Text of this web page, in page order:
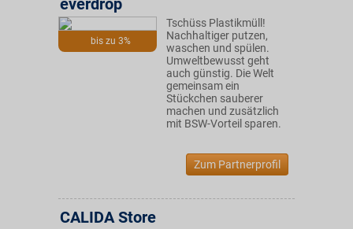
bis zu 3%
everdrop
Tschüss Plastikmüll!
Nachhaltiger putzen,
waschen und spülen.
Umweltbewusst geht
auch günstig. Die Welt
gemeinsam ein
Stückchen sauberer
machen und zusätzlich
mit BSW-Vorteil sparen.
Zum Partnerprofil
CALIDA Store